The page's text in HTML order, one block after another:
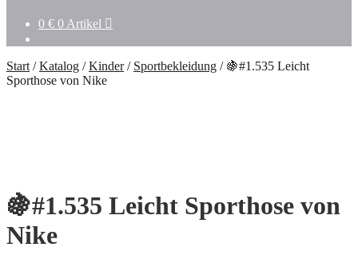
0 € 0 Artikel
Start /Katalog /Kinder/ Sportbekleidung / 🍇#1.535 Leicht
Sporthose von Nike
🍇#1.535 Leicht Sporthose von
Nike